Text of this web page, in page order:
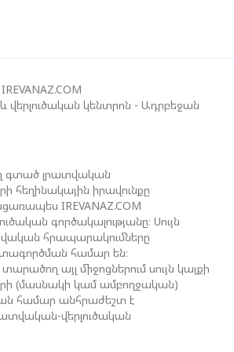
ԱԴՐԲԵՋԱՆԸ, ԹՈՒՐՔԻԱՆ,
ԵՐԿՐՆԵՐԸ ԵՎ
ԵՆ ԳՆԱՀԱՏՈՒՄ ՎՐԱՍՏԱՆԻ
ԱԴՐԲԵՋԱՆ-ԳԵՐՄԱՆԻԱ ԵՐԿԿՈՂՄ
ԳՈՐԾԸՆԿԵՐՈՒԹՅԱՆ ՄԱՍԻՆ
ԱԴՐԲԵՋԱՆԱԿԱՆ ՍՓՅՈՒՌՔԻ
ՆՇԱՆԱԿՎԵԼ Է ԿԻևԻ ՄԱՐԶԻ
կենտրոն - Ադրբեջան
գտած լրատվական
հեղինակային իրավունքը
IREVANAZ.COM
գործակալությանը։ Սույն
հրապարակումները
համար են։
այլ միջոցներում սույն կայքի
(մասնակի կամ ամբողջական)
համար անհրաժեշտ է
վերլուծական